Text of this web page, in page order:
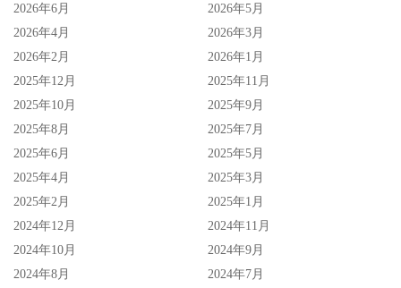
乐章》
罗德里哥普里亚沱（Rodrigo Prieto），《花月杀手》
罗比莱恩（Robbie Ryan），《可怜的东西》
爱德华莱契曼（Edward Lachman），《伯爵》（El
最佳服装设计
《奥本海默》
《可怜的东西》
2026年6月
2026年5月
2026年4月
2026年3月
2026年2月
2026年1月
2025年12月
2025年11月
2025年10月
2025年9月
2025年8月
2025年7月
2025年6月
2025年5月
2025年4月
2025年3月
2025年2月
2025年1月
2024年12月
2024年11月
2024年10月
2024年9月
2024年8月
2024年7月